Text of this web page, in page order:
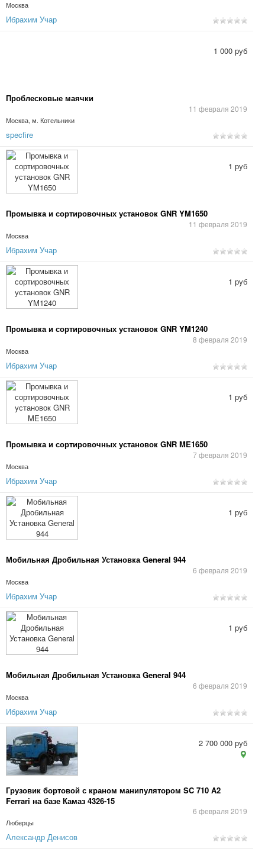
Москва
Ибрахим Учар
Проблесковые маячки
11 февраля 2019
Москва, м. Котельники
1 000 руб
specfire
Промывка и сортировочных установок GNR YM1650
11 февраля 2019
Москва
1 руб
Ибрахим Учар
Промывка и сортировочных установок GNR YM1240
8 февраля 2019
Москва
1 руб
Ибрахим Учар
Промывка и сортировочных установок GNR ME1650
7 февраля 2019
Москва
1 руб
Ибрахим Учар
Мобильная Дробильная Установка General 944
6 февраля 2019
Москва
1 руб
Ибрахим Учар
Мобильная Дробильная Установка General 944
6 февраля 2019
Москва
1 руб
Ибрахим Учар
Грузовик бортовой с краном манипулятором SC 710 A2
Ferrari на базе Камаз 4326-15
6 февраля 2019
Люберцы
2 700 000 руб
Александр Денисов